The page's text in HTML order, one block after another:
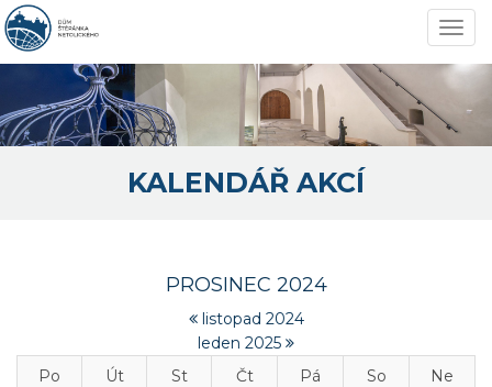
KALENDÁŘ AKCÍ
PROSINEC 2024
listopad 2024
leden 2025
Po
Út St Čt Pá So Ne